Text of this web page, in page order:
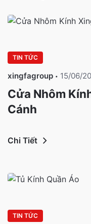
TIN TỨC
xingfagroup 15/06/
Cửa Nhôm
Cánh
Chi Tiết
TIN TỨC